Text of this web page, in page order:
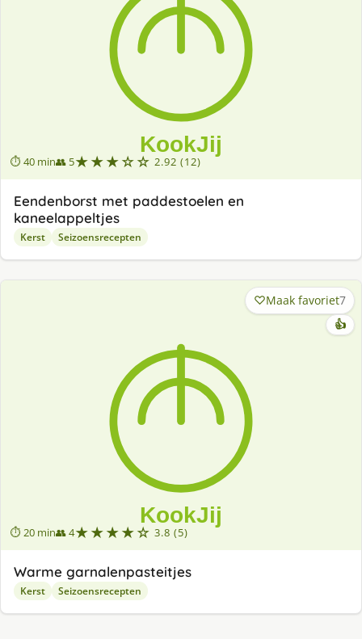
⏱ 40 min👥 5★★★☆☆ 2.92 (12)
Eendenborst met paddestoelen en
kaneelappeltjes
Kerst Seizoensrecepten
⏱ 20 min👥 4★★★★☆ 3.8 (5)
Maak favoriet7
👍
Warme garnalenpasteitjes
Kerst Seizoensrecepten